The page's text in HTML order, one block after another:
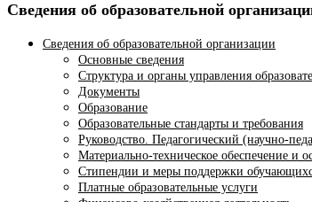
Сведения об образовательной
Сведения об образовательной организации
Основные сведения
Структура и органы управления
Документы
Образование
Образовательные стандарты и требования
Руководство. Педагогический (научно-
Материально-техническое обеспечение и
Стипендии и меры поддержки
Платные образовательные услуги